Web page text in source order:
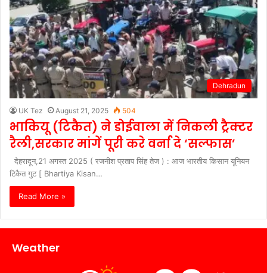
Dehradun
UK Tez August 21, 2025 504
भाकियू (टिकैत) ने डोईवाला में निकली ट्रैक्टर
रैली,सरकार मांगें पूरी करे वर्ना दे ‘सल्फास’
देहरादून,21 अगस्त 2025 ( रजनीश प्रताप सिंह तेज ) : आज भारतीय किसान यूनियन
टिकैत गुट [ Bhartiya Kisan…
Read More »
Weather